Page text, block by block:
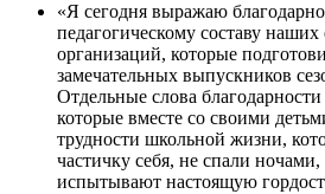
«Я сегодня выражаю
педагогическому составу наших
организаций, которые
замечательных выпускников
Отдельные слова благодарности
которые вместе со своими
трудности школьной жизни,
частичку себя, не спали
испытывают настоящую